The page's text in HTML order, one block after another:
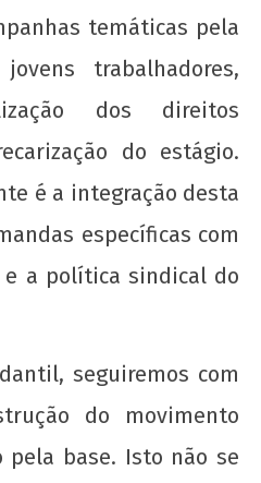
temáticas pela
trabalhadores,
dos direitos
do estágio.
é a integração desta
específicas com
e a política sindical do
seguiremos com
do movimento
base. Isto não se